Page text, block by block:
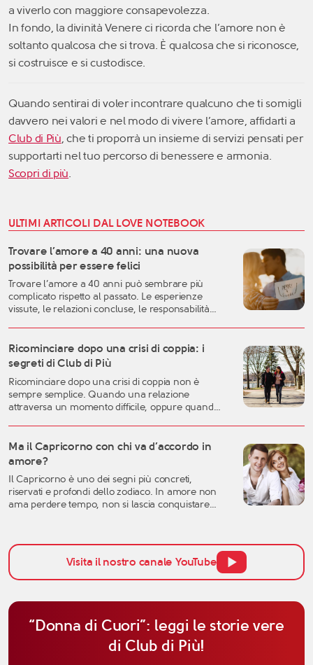
a viverlo con maggiore consapevolezza.
In fondo, la divinità Venere ci ricorda che l’amore non è
soltanto qualcosa che si trova. È qualcosa che si riconosce,
si costruisce e si custodisce.
Quando sentirai di voler incontrare qualcuno che ti somigli
davvero nei valori e nel modo di vivere l’amore, affidarti a
Club di Più , che ti proporrà un insieme di servizi pensati per
supportarti nel tuo percorso di benessere e armonia.
Scopri di più
ULTIMI ARTICOLI DAL LOVE NOTEBOOK
Trovare l’amore a 40 anni: una nuova
possibilità per essere felici
Trovare l’amore a 40 anni può sembrare più
complicato rispetto al passato. Le esperienze
vissute, le relazioni concluse, le responsabilità
fase della vita può rappresentare uno dei
momenti migliori per costruire una relazione
autentica, consapevole e duratura. A
quarant’anni si possiedono generalmente una
[…]
Ricominciare dopo una crisi di coppia: i
segreti di Club di Più
Ricominciare dopo una crisi di coppia non è
sempre semplice. Quando una relazione
attraversa un momento difficile, oppure quando
crisi sentimentale può mettere in discussione
molte certezze: l’idea che avevamo dell’amore, la
percezione […]
Ma il Capricorno con chi va d’accordo in
amore?
Il Capricorno è uno dei segni più concreti,
riservati e profondi dello zodiaco. In amore non
ama perdere tempo, non si lascia conquistare
quando si parla di affinità del Capricorno in
amore, non bisogna pensare solo all’attrazione
iniziale, ma anche alla […]Visita il nostro canale YouTube
“Donna di Cuori”: leggi le storie vere
di Club di Più!